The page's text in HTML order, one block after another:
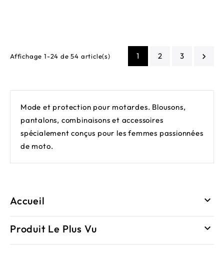
Affichage 1-24 de 54 article(s) 1 2 3 
Mode et protection pour motardes. Blousons,
pantalons, combinaisons et accessoires
spécialement conçus pour les femmes passionnées
de moto.
Accueil 
Produit Le Plus Vu 